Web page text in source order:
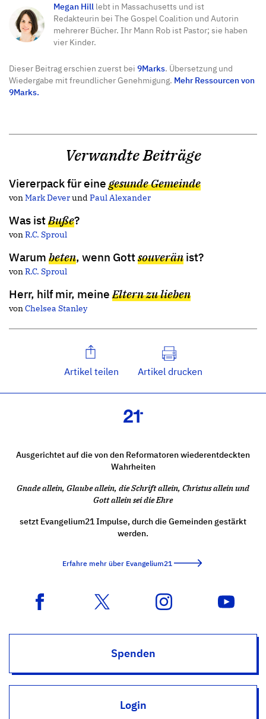
Megan Hill lebt in Massachusetts und ist
Redakteurin bei The Gospel Coalition und Autorin
mehrerer Bücher. Ihr Mann Rob ist Pastor; sie haben
vier Kinder.
Dieser Beitrag erschien zuerst bei 9Marks. Übersetzung und
Wiedergabe mit freundlicher Genehmigung. Mehr Ressourcen von
9Marks.
Verwandte Beiträge
Viererpack für eine gesunde Gemeinde
vonMark Deverund Paul Alexander
Was istBuße?
vonR.C. Sproul
Warum beten, wenn Gottsouverän ist?
vonR.C. Sproul
Herr, hilf mir, meineEltern zu lieben
vonChelsea Stanley
Artikel teilen Artikel drucken
Ausgerichtet auf die von den Reformatoren wiederentdeckten
Wahrheiten
Gnade allein, Glaube allein, die Schrift allein, Christus allein und
Gott allein sei die Ehre
setzt Evangelium21 Impulse, durch die Gemeinden gestärkt
werden.
Erfahre mehr über Evangelium21
Spenden
Login